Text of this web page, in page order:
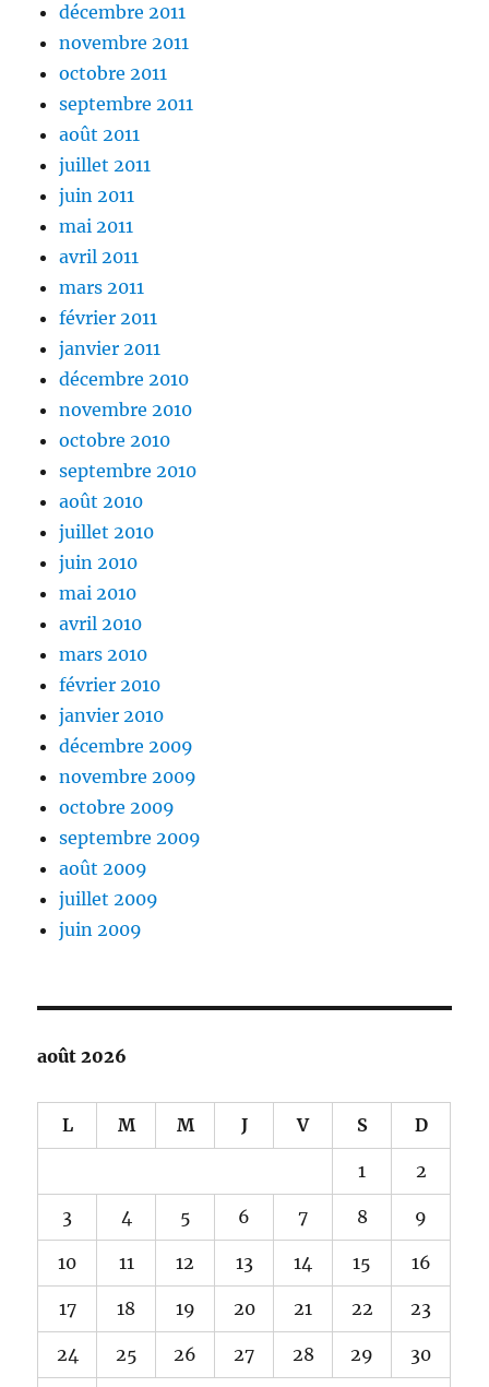
décembre 2011
novembre 2011
octobre 2011
septembre 2011
août 2011
juillet 2011
juin 2011
mai 2011
avril 2011
mars 2011
février 2011
janvier 2011
décembre 2010
novembre 2010
octobre 2010
septembre 2010
août 2010
juillet 2010
juin 2010
mai 2010
avril 2010
mars 2010
février 2010
janvier 2010
décembre 2009
novembre 2009
octobre 2009
septembre 2009
août 2009
juillet 2009
juin 2009
août 2026
L M M J V S D
1 2
3 4 5 6 7 8 9
10 11 12 13 14 15 16
17 18 19 20 21 22 23
24 25 26 27 28 29 30